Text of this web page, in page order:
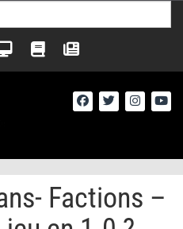
Factions –